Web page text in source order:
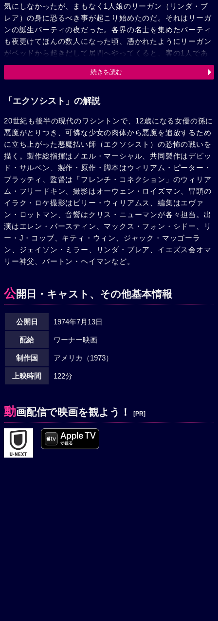
気にしなかったが、まもなく1人娘のリーガン（リンダ・ブ
レア）の身に恐るべき事が起こり始めたのだ。それはリーガ
ンの誕生パーティの夜だった。各界の名士を集めたパーティ
も夜更けてほんの数人になった頃、憑かれたようにリーガン
がベッドから起きだして居間へやってくると、客の1人であ
る宇宙飛行士に向かって＜おまえは宇宙で死ぬぞ＞といって
その場に放尿するのだった。数日後の夜、リーガンの悲鳴に
を乗せたベッドが巨大な何者かに揺られているように上下左
検査もいっこうにらちがあかず、たまりかねたクリスは精神
科医を訪ねるがその診察中、リーガンはいきなり医師の股間
に手を伸ばし、凄まじい勢いで締めあげると「さわるんじゃ
ない！この牝豚は俺のもんだ」と叫んだ。それはまぎれもな
く悪魔の声だった。クリスが主演した映画を監督したバー
ク・デニングス（ジャック・マッゴーラン）が恐ろしい死に
方をし、キンダーマン警部（リー・J・コッブ）がクリスの
家に出入りし始めたのもこの頃からだった。リーガンの形相
は一変した。あどけなかった顔が醜い悪魔のそれに変わっ
て、瞳にたえず憎悪と嘲笑の笑いを浮かべ、神を冒涜する卑
猥に満ちた言葉をまき散らす。部屋は異様な臭気に満ち、コ
ケのはえた長い舌を蛇のように出し入れし十字架を手に「フ
ァック・ミー」「イエスはお前とやりたがっている」、そん
声が口をつく。十字架をつきさして血に染まる股間にクリス
の顔をおしつけ、狡猾な笑いを浮かべたまま首を敢然に1回
く使う方法である。万策つきたクリスは、“悪魔払いの儀
式”を行なってもらおうと、カラス神父（ジェイソン・ミラ
ー）に頼み込むが、神父はそれを信じない。しかし、リーガ
ンの腕に“ヘルプ・ミー”の文字が浮かび上がったとき、彼は
現代ではすたれてしまった“悪魔払いの儀式”を行なうことを
決意した。カトリックの中でも数少ない悪魔払いの経験者、
が始まった。凄まじい言葉のやりとり、しかし、闘い半ばに
してメリンは心臓発作で倒れてしまった。苦境に立たされた
カラスはリーガンの体をつかみ殴りつける。その彼の顔が突
然、悪魔の形相となり、そのまま窓から表に身を投じた。石
段を転落して行くカラスの死体。2人の神父の死によって、
続きを読む
「エクソシスト」の解説
20世紀も後半の現代のワシントンで、12歳になる女優の孫に
悪魔がとりつき、可憐な少女の肉体から悪魔を追放するため
に立ち上がった悪魔払い師（エクソシスト）の恐怖の戦いを
描く。製作総指揮はノエル・マーシャル、共同製作はデビッ
ド・サルベン、製作・原作・脚本はウィリアム・ピーター・
ブラッティ、監督は「フレンチ・コネクション」のウィリア
ム・フリードキン、撮影はオーウェン・ロイズマン、冒頭の
イラク・ロケ撮影はビリー・ウィリアムス、編集はエヴァ
ン・ロットマン、音響はクリス・ニューマンが各々担当。出
演はエレン・バースティン、マックス・フォン・シドー、リ
ー・J・コッブ、キティ・ウィン、ジャック・マッゴーラ
ン、ジェイソン・ミラー、リンダ・ブレア、イエズス会オマ
リー神父、バートン・ヘイマンなど。
公開日・キャスト、その他基本情報
公開日 1974年7月13日
配給 ワーナー映画
制作国 アメリカ（1973）
上映時間 122分
動画配信で映画を観よう！ [PR]